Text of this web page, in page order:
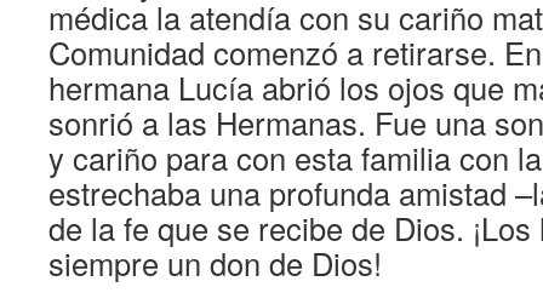
médica la atendía con su cariño
Comunidad comenzó a retirarse.
hermana Lucía abrió los ojos que
sonrió a las Hermanas. Fue una
y cariño para con esta familia con
estrechaba una profunda amistad
de la fe que se recibe de Dios.
siempre un don de Dios!